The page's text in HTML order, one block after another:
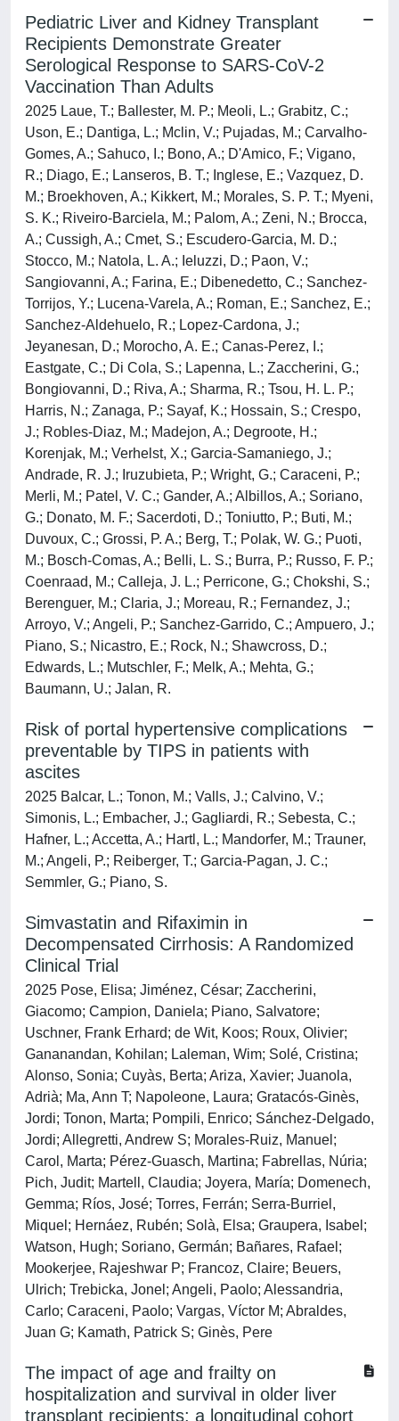
Pediatric Liver and Kidney Transplant
Recipients Demonstrate Greater
Serological Response to SARS-CoV-2
Vaccination Than Adults
2025 Laue, T.; Ballester, M. P.; Meoli, L.; Grabitz, C.;
Uson, E.; Dantiga, L.; Mclin, V.; Pujadas, M.; Carvalho-
Gomes, A.; Sahuco, I.; Bono, A.; D'Amico, F.; Vigano,
R.; Diago, E.; Lanseros, B. T.; Inglese, E.; Vazquez, D.
M.; Broekhoven, A.; Kikkert, M.; Morales, S. P. T.; Myeni,
S. K.; Riveiro-Barciela, M.; Palom, A.; Zeni, N.; Brocca,
A.; Cussigh, A.; Cmet, S.; Escudero-Garcia, M. D.;
Stocco, M.; Natola, L. A.; Ieluzzi, D.; Paon, V.;
Sangiovanni, A.; Farina, E.; Dibenedetto, C.; Sanchez-
Torrijos, Y.; Lucena-Varela, A.; Roman, E.; Sanchez, E.;
Sanchez-Aldehuelo, R.; Lopez-Cardona, J.;
Jeyanesan, D.; Morocho, A. E.; Canas-Perez, I.;
Eastgate, C.; Di Cola, S.; Lapenna, L.; Zaccherini, G.;
Bongiovanni, D.; Riva, A.; Sharma, R.; Tsou, H. L. P.;
Harris, N.; Zanaga, P.; Sayaf, K.; Hossain, S.; Crespo,
J.; Robles-Diaz, M.; Madejon, A.; Degroote, H.;
Korenjak, M.; Verhelst, X.; Garcia-Samaniego, J.;
Andrade, R. J.; Iruzubieta, P.; Wright, G.; Caraceni, P.;
Merli, M.; Patel, V. C.; Gander, A.; Albillos, A.; Soriano,
G.; Donato, M. F.; Sacerdoti, D.; Toniutto, P.; Buti, M.;
Duvoux, C.; Grossi, P. A.; Berg, T.; Polak, W. G.; Puoti,
M.; Bosch-Comas, A.; Belli, L. S.; Burra, P.; Russo, F. P.;
Coenraad, M.; Calleja, J. L.; Perricone, G.; Chokshi, S.;
Berenguer, M.; Claria, J.; Moreau, R.; Fernandez, J.;
Arroyo, V.; Angeli, P.; Sanchez-Garrido, C.; Ampuero, J.;
Piano, S.; Nicastro, E.; Rock, N.; Shawcross, D.;
Edwards, L.; Mutschler, F.; Melk, A.; Mehta, G.;
Baumann, U.; Jalan, R.
Risk of portal hypertensive complications
preventable by TIPS in patients with
ascites
2025 Balcar, L.; Tonon, M.; Valls, J.; Calvino, V.;
Simonis, L.; Embacher, J.; Gagliardi, R.; Sebesta, C.;
Hafner, L.; Accetta, A.; Hartl, L.; Mandorfer, M.; Trauner,
M.; Angeli, P.; Reiberger, T.; Garcia-Pagan, J. C.;
Semmler, G.; Piano, S.
Simvastatin and Rifaximin in
Decompensated Cirrhosis: A Randomized
Clinical Trial
2025 Pose, Elisa; Jiménez, César; Zaccherini,
Giacomo; Campion, Daniela; Piano, Salvatore;
Uschner, Frank Erhard; de Wit, Koos; Roux, Olivier;
Gananandan, Kohilan; Laleman, Wim; Solé, Cristina;
Alonso, Sonia; Cuyàs, Berta; Ariza, Xavier; Juanola,
Adrià; Ma, Ann T; Napoleone, Laura; Gratacós-Ginès,
Jordi; Tonon, Marta; Pompili, Enrico; Sánchez-Delgado,
Jordi; Allegretti, Andrew S; Morales-Ruiz, Manuel;
Carol, Marta; Pérez-Guasch, Martina; Fabrellas, Núria;
Pich, Judit; Martell, Claudia; Joyera, María; Domenech,
Gemma; Ríos, José; Torres, Ferrán; Serra-Burriel,
Miquel; Hernáez, Rubén; Solà, Elsa; Graupera, Isabel;
Watson, Hugh; Soriano, Germán; Bañares, Rafael;
Mookerjee, Rajeshwar P; Francoz, Claire; Beuers,
Ulrich; Trebicka, Jonel; Angeli, Paolo; Alessandria,
Carlo; Caraceni, Paolo; Vargas, Víctor M; Abraldes,
Juan G; Kamath, Patrick S; Ginès, Pere
The impact of age and frailty on
hospitalization and survival in older liver
transplant recipients: a longitudinal cohort